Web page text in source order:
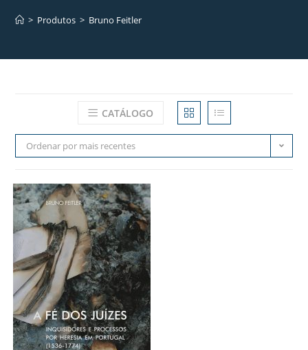
> Produtos > Bruno Feitler
CATÁLOGO
Ordenar por mais recentes